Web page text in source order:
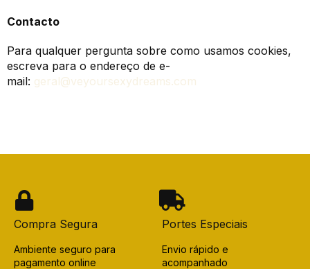
Contacto
Para qualquer pergunta sobre como usamos cookies,
escreva para o endereço de e-
mail: geral@veyoursexydreams.com
Compra Segura
Ambiente seguro para
pagamento online
Portes Especiais
Envio rápido e
acompanhado